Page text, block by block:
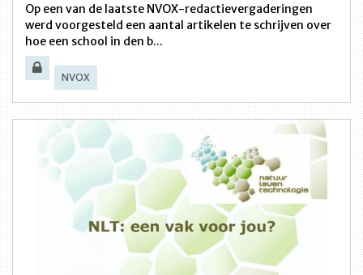
Op een van de laatste NVOX-redactievergaderingen
werd voorgesteld een aantal artikelen te schrijven over
hoe een school in den b...
NVOX